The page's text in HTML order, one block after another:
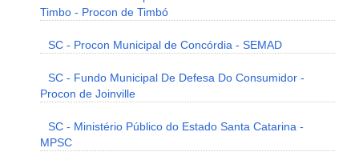
Timbo - Procon de Timbó
SC - Procon Municipal de Concórdia - SEMAD
SC - Fundo Municipal De Defesa Do Consumidor -
Procon de Joinville
SC - Ministério Público do Estado Santa Catarina -
MPSC